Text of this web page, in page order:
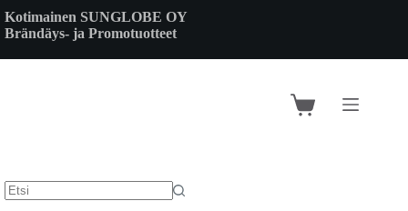
to
content
Kotimainen SUNGLOBE OY
Brändäys- ja Promotuotteet
Shopping